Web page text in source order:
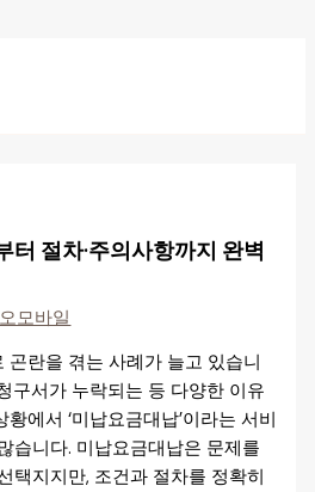
터 절차·주의사항까지 완벽
모바일
곤란을 겪는 사례가 늘고 있습니
구서가 누락되는 등 다양한 이유
에서 ‘미납요금대납’이라는 서비
습니다. 미납요금대납은 문제를
택지지만, 조건과 절차를 정확히